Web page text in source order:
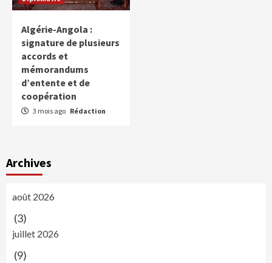
Algérie-Angola :
signature de plusieurs
accords et
mémorandums
d’entente et de
coopération
3 mois ago Rédaction
Archives
août 2026
(3)
juillet 2026
(9)